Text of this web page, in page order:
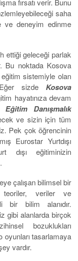
fırsatı verir. Bunu
saha
ve deneyim edinme
ettiği geleceği parlak
Bu noktada Kosova
sistemiyle olan
sizde Kosova
hayatınıza devam
Danışmalık
ve sizin için tüm
Pek çok öğrencinin
Eurostar Yurtdışı
dışı eğitiminizin
çalışan bilimsel bir
teoriler, veriler ve
bir bilim alanıdır.
gibi alanlarda birçok
bozuklukları
oyunları tasarlamaya
vardır.